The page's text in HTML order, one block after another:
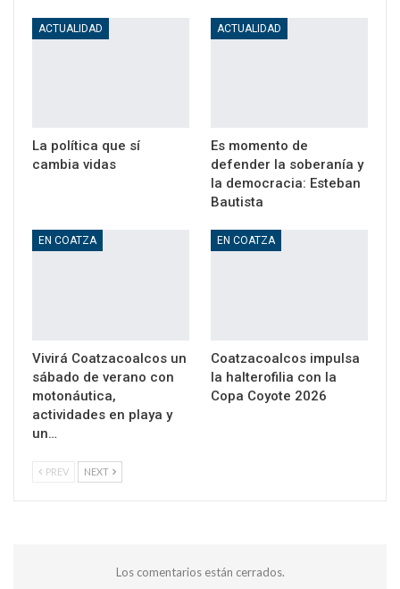
ACTUALIDAD
La política que sí
cambia vidas
ACTUALIDAD
Es momento de
defender la soberanía y
la democracia: Esteban
Bautista
EN COATZA
Vivirá Coatzacoalcos un
sábado de verano con
motonáutica,
actividades en playa y
un…
EN COATZA
Coatzacoalcos impulsa
la halterofilia con la
Copa Coyote 2026
PREV NEXT
Los comentarios están cerrados.